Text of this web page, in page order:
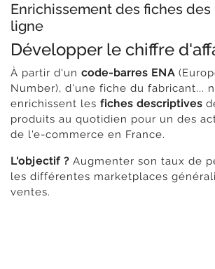
Enrichissement des fiches
ligne
Développer le chiffre
À partir d'un code-barres ENA
Number), d'une fiche du fabricant...
enrichissent les fiches descriptives
produits au quotidien pour un des
de l'e-commerce en France.
L'objectif ? Augmenter son taux de
les différentes marketplaces
ventes.